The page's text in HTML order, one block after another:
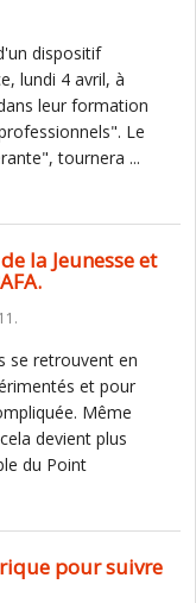
dispositif
lundi 4 avril, à
leur formation
Le
tournera ...
la Jeunesse et
se retrouvent en
et pour
Même
devient plus
du Point
pour suivre